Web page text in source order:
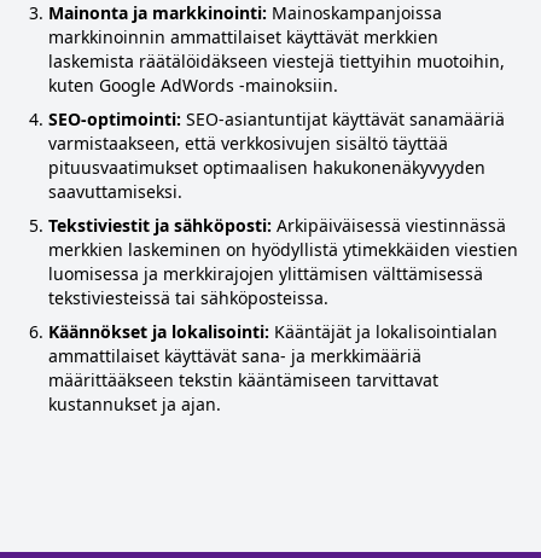
Mainonta ja markkinointi: Mainoskampanjoissa
markkinoinnin ammattilaiset käyttävät merkkien
laskemista räätälöidäkseen viestejä tiettyihin muotoihin,
kuten Google AdWords -mainoksiin.
SEO-optimointi: SEO-asiantuntijat käyttävät sanamääriä
varmistaakseen, että verkkosivujen sisältö täyttää
pituusvaatimukset optimaalisen hakukonenäkyvyyden
saavuttamiseksi.
Tekstiviestit ja sähköposti: Arkipäiväisessä viestinnässä
merkkien laskeminen on hyödyllistä ytimekkäiden viestien
luomisessa ja merkkirajojen ylittämisen välttämisessä
tekstiviesteissä tai sähköposteissa.
Käännökset ja lokalisointi: Kääntäjät ja lokalisointialan
ammattilaiset käyttävät sana- ja merkkimääriä
määrittääkseen tekstin kääntämiseen tarvittavat
kustannukset ja ajan.